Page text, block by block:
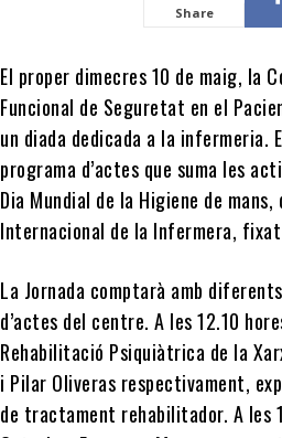
Share
El proper dimecres 10 de maig, la
Funcional de Seguretat en el
un diada dedicada a la infermeria.
programa d’actes que suma les
Dia Mundial de la Higiene de
Internacional de la Infermera,
La Jornada comptarà amb
d’actes del centre. A les 12.10
Rehabilitació Psiquiàtrica de la
i Pilar Oliveras respectivament,
de tractament rehabilitador. A les